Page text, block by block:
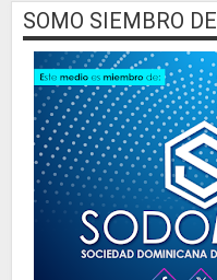
SOMO SIEMBRO DE